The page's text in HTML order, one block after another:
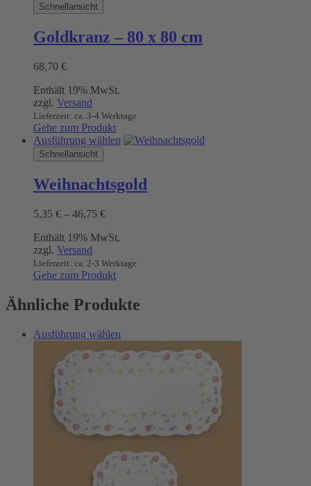
Schnellansicht
Goldkranz – 80 x 80 cm
68,70 €
Enthält 19% MwSt.
zzgl. Versand
Lieferzeit: ca. 3-4 Werktage
Gehe zum Produkt
Ausführung wählen Dieses
mehrere
Varianten
der
werden
Schnellansicht
Weihnachtsgold
5,35 € – 46,75 €Preisspanne:
bis
Enthält 19% MwSt.
zzgl. Versand
Lieferzeit: ca. 2-3 Werktage
Gehe zum Produkt
Ähnliche Produkte
Ausführung wählen
weist
mehrere
Optionen
können
der
Produktseite